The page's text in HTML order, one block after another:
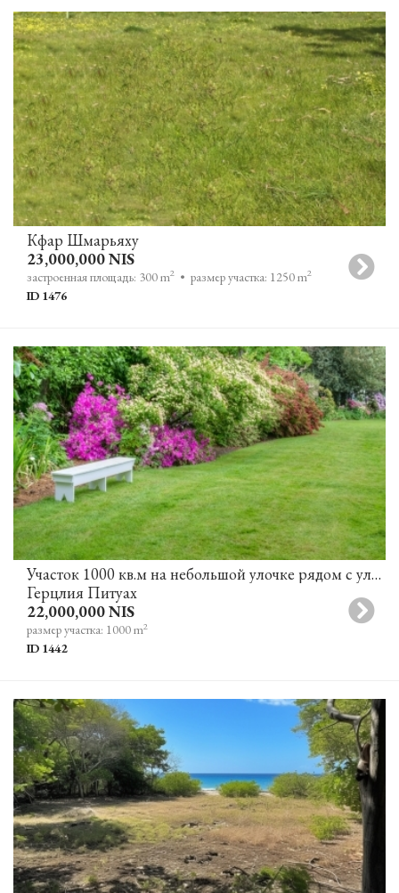
Кфар Шмарьяху
23,000,000 NIS
застроенная площадь: 300 m2 • размер участка: 1250 m2
ID 1476
Участок 1000 кв.м на небольшой улочке рядом с улицей Хашель для строительства виллы в Герцлии Питуах
Герцлия Питуах
22,000,000 NIS
размер участка: 1000 m2
ID 1442